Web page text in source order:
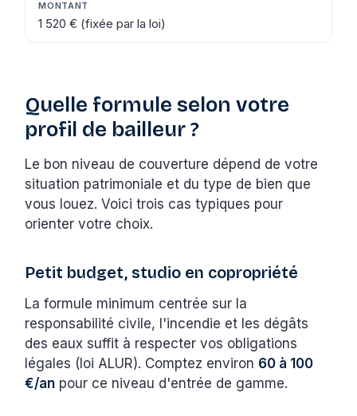
1 520 € (fixée par la loi)
Quelle formule selon votre
profil de bailleur ?
Le bon niveau de couverture dépend de votre
situation patrimoniale et du type de bien que
vous louez. Voici trois cas typiques pour
orienter votre choix.
Petit budget, studio en copropriété
La formule minimum centrée sur la
responsabilité civile, l'incendie et les dégâts
des eaux suffit à respecter vos obligations
légales (loi ALUR). Comptez environ 60 à 100
€/an pour ce niveau d'entrée de gamme.